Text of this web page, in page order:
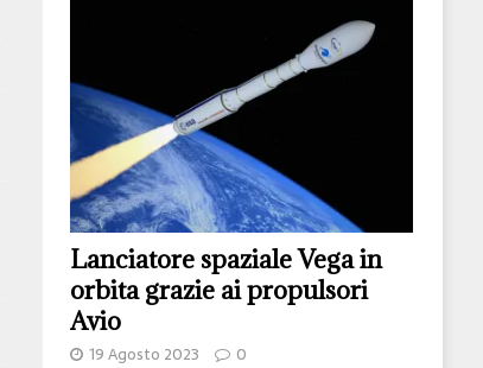
Lanciatore spaziale Vega in
orbita grazie ai propulsori
Avio
19 Agosto 2023 0